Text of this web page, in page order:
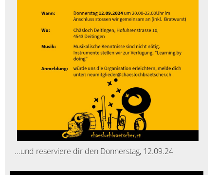
...und reserviere dir den Donnerstag, 12.09.24